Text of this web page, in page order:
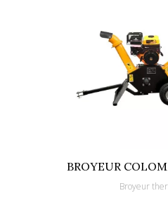
BROYEUR
Broyeur